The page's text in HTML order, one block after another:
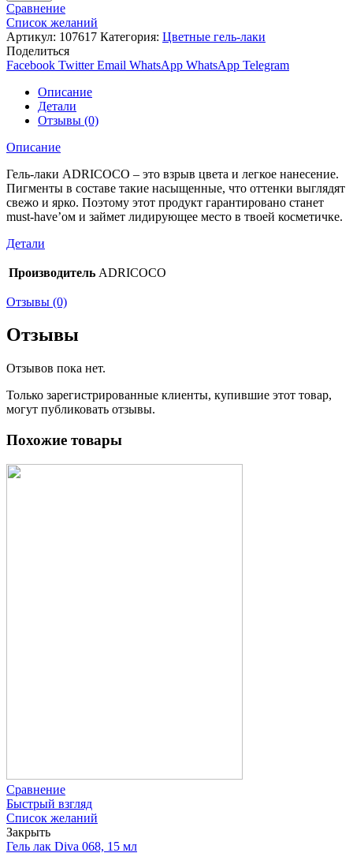
Сравнение
Список желаний
Артикул: 107617 Категория: Цветные гель-лаки
Поделиться
Facebook Twitter Email WhatsApp WhatsApp Telegram
Описание
Детали
Отзывы (0)
Описание
Гель-лаки ADRICOCO – это взрыв цвета и легкое нанесение.
Пигменты в составе такие насыщенные, что оттенки выглядят
свежо и ярко. Поэтому этот продукт гарантировано станет
must-have’ом и займет лидирующее место в твоей косметичке.
Детали
Производитель ADRICOCO
Отзывы (0)
Отзывы
Отзывов пока нет.
Только зарегистрированные клиенты, купившие этот товар,
могут публиковать отзывы.
Похожие товары
Сравнение
Быстрый взгляд
Список желаний
Закрыть
Гель лак Diva 068, 15 мл